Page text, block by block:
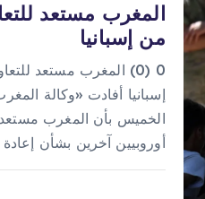
المغرب مستعد
من إسبانيا
0 (0) المغرب مستعد
إسبانيا أفادت «وكالة
الخميس بأن المغرب مستعد
أوروبيين آخرين بشأن